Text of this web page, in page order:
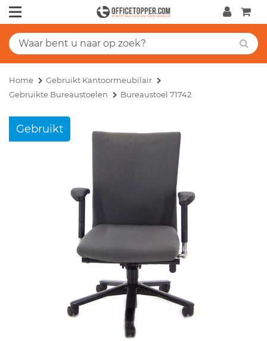
Home
Gebruikt Kantoormeubilair
Gebruikte Bureaustoelen
Bureaustoel 71742
Gebruikt